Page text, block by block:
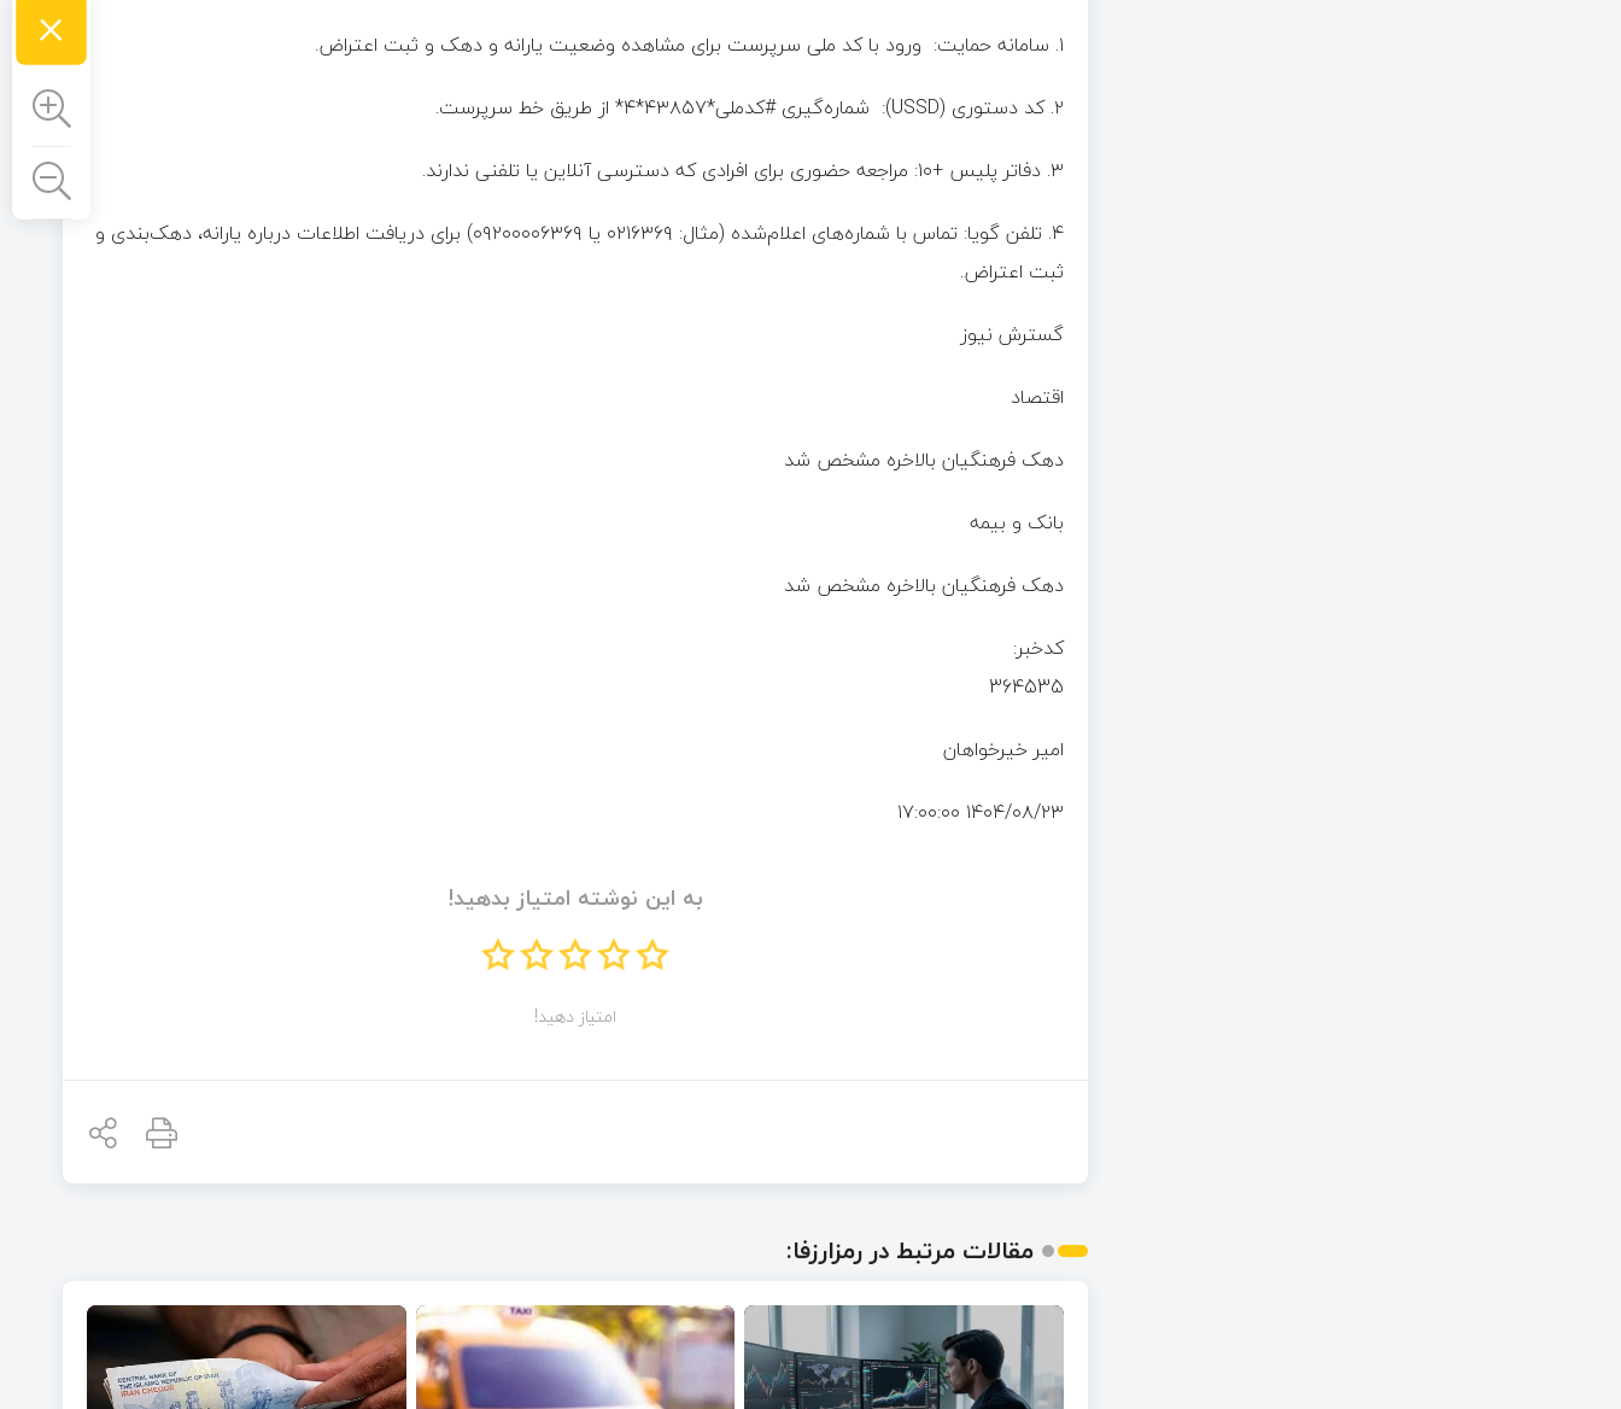
۱. سامانه حمایت: ورود با کد ملی سرپرست برای مشاهده وضعیت یارانه و دهک و ثبت اعتراض.
۲. کد دستوری (USSD): شماره‌گیری #کدملی*۴۳۸۵۷*۴* از طریق خط سرپرست.
۳. دفاتر پلیس +۱۰: مراجعه حضوری برای افرادی که دسترسی آنلاین یا تلفنی ندارند.
۴. تلفن گویا: تماس با شماره‌های اعلام‌شده (مثال: ۰۲۱۶۳۶۹ یا ۰۹۲۰۰۰۰۶۳۶۹) برای دریافت اطلاعات درباره یارانه، دهک‌بندی و
ثبت اعتراض.
گسترش نیوز
اقتصاد
دهک فرهنگیان بالاخره مشخص شد
بانک و بیمه
دهک فرهنگیان بالاخره مشخص شد
کدخبر:
364535
امیر خیرخواهان
۱۴۰۴/۰۸/۲۳ ۱۷:۰۰:۰۰
به این نوشته امتیاز بدهید!
امتیاز دهید!
مقالات مرتبط در رمزارزفا:
×